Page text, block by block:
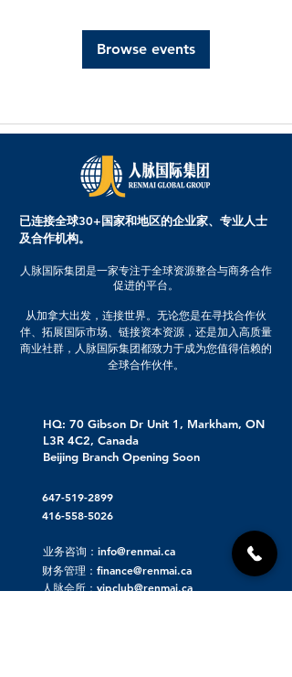
Browse events
已连接全球30+国家和地区的企业家、专业人士
及合作机构。
人脉国际集团是一家专注于全球资源整合与商务合作
促进的平台。
从加拿大出发，连接世界。无论您是在寻找合作伙
伴、拓展国际市场、链接资本资源，还是加入高质量
商业社群，人脉国际集团都致力于成为您值得信赖的
全球合作伙伴。
HQ: 70 Gibson Dr Unit 1, Markham, ON
L3R 4C2, Canada
Beijing Branch Opening Soon
647-519-2899
416-558-5026
业务咨询：info@renmai.ca
财务管理：finance@renmai.ca
人脉会所：vipclub@renmai.ca